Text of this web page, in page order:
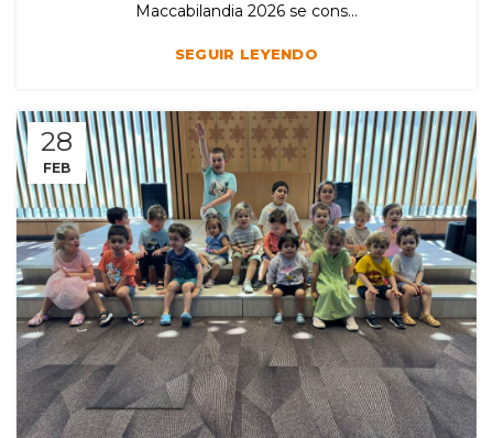
Maccabilandia 2026 se cons...
SEGUIR LEYENDO
28
FEB